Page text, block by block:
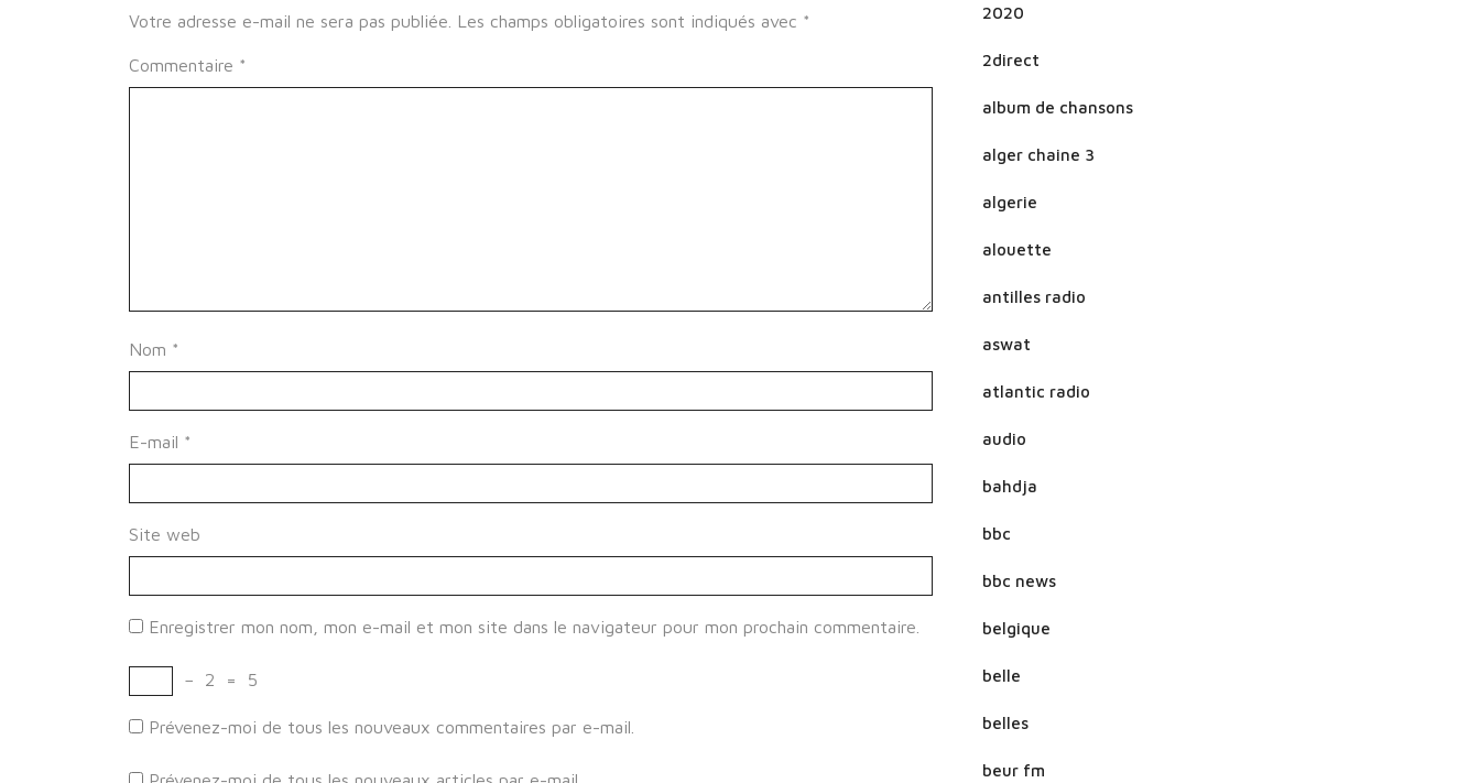
Votre adresse e-mail ne sera pas publiée. Les champs obligatoires sont indiqués avec *
Commentaire *
Nom *
E-mail *
Site web
Enregistrer mon nom, mon e-mail et mon site dans le navigateur pour mon prochain commentaire.
− 2 = 5
Prévenez-moi de tous les nouveaux commentaires par e-mail.
2020
2direct
album de chansons
alger chaine 3
algerie
alouette
antilles radio
aswat
atlantic radio
audio
bahdja
bbc
bbc news
belgique
belle
belles
beur fm